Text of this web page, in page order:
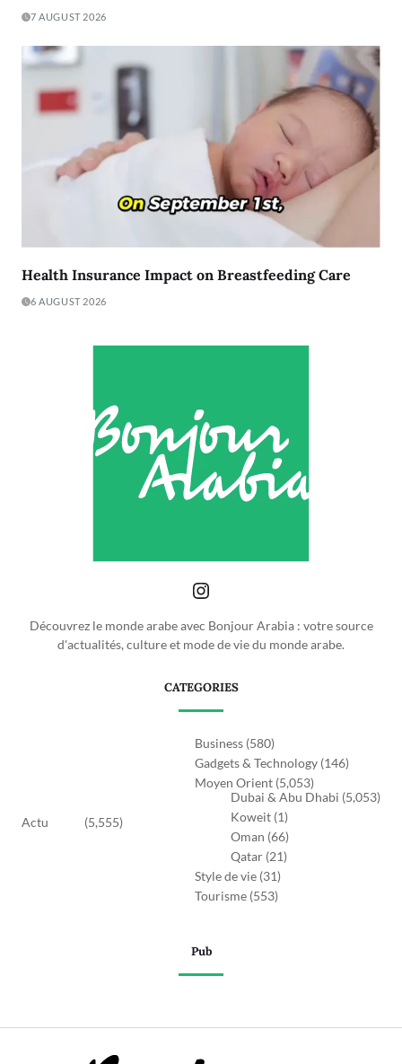
7 AUGUST 2026
Health Insurance Impact on Breastfeeding Care
6 AUGUST 2026
Découvrez le monde arabe avec Bonjour Arabia : votre source
d'actualités, culture et mode de vie du monde arabe.
CATEGORIES
Actu (5,555)
Business (580)
Gadgets & Technology (146)
Moyen Orient (5,053)
Dubai & Abu Dhabi (5,053)
Koweit (1)
Oman (66)
Qatar (21)
Style de vie (31)
Tourisme (553)
Pub